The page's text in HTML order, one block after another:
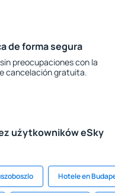
de forma segura
preocupaciones con la
cancelación gratuita.
użytkowników eSky
Hotele en